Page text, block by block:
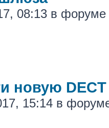
08:13 в форуме
новую DECT
15:14 в